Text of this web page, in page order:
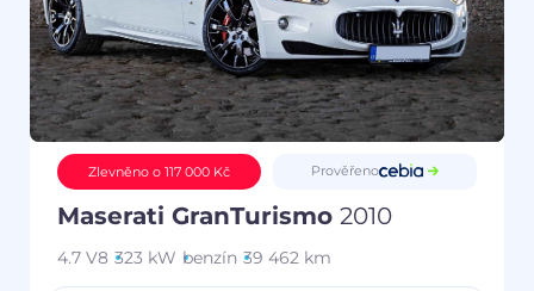
Zlevněno o 117 000 Kč Prověřeno
Maserati GranTurismo 2010
4.7 V8 323 kW benzín 39 462 km